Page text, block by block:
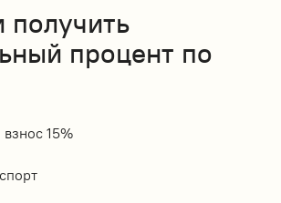
процент по
15%